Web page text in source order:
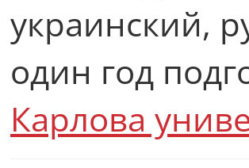
украинский,
один год
Карлова